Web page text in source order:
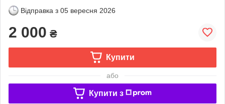
Відправка з 05 вересня 2026
2 000 ₴
Купити
або
Купити з